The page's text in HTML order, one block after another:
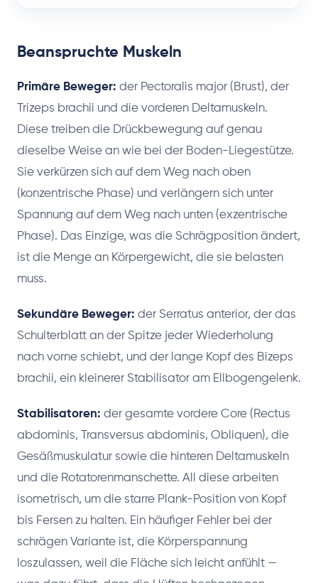
Beanspruchte Muskeln
Primäre Beweger: der Pectoralis major (Brust), der
Trizeps brachii und die vorderen Deltamuskeln.
Diese treiben die Drückbewegung auf genau
dieselbe Weise an wie bei der Boden-Liegestütze.
Sie verkürzen sich auf dem Weg nach oben
(konzentrische Phase) und verlängern sich unter
Spannung auf dem Weg nach unten (exzentrische
Phase). Das Einzige, was die Schrägposition ändert,
ist die Menge an Körpergewicht, die sie belasten
muss.
Sekundäre Beweger: der Serratus anterior, der das
Schulterblatt an der Spitze jeder Wiederholung
nach vorne schiebt, und der lange Kopf des Bizeps
brachii, ein kleinerer Stabilisator am Ellbogengelenk.
Stabilisatoren: der gesamte vordere Core (Rectus
abdominis, Transversus abdominis, Obliquen), die
Gesäßmuskulatur sowie die hinteren Deltamuskeln
und die Rotatorenmanschette. All diese arbeiten
isometrisch, um die starre Plank-Position von Kopf
bis Fersen zu halten. Ein häufiger Fehler bei der
schrägen Variante ist, die Körperspannung
loszulassen, weil die Fläche sich leicht anfühlt —